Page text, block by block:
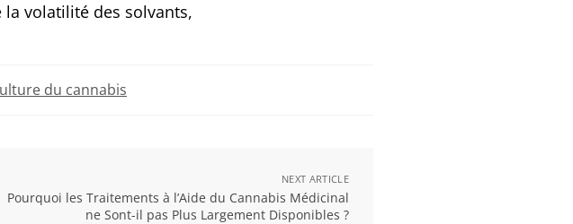
volatilité des solvants,
du cannabis
NEXT ARTICLE
Pourquoi les Traitements à l’Aide du Cannabis Médicinal
ne Sont-il pas Plus Largement Disponibles ?